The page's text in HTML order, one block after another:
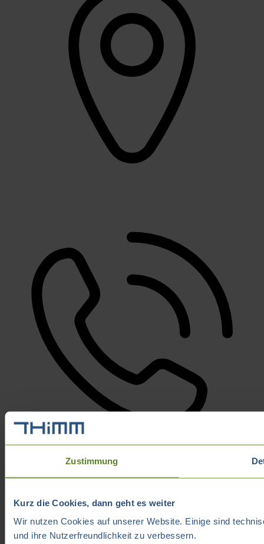
Zustimmung
Kurz die Cookies, dann geht es weiter
Wir nutzen Cookies auf unserer Website. Einige sind
und ihre Nutzerfreundlichkeit zu verbessern.